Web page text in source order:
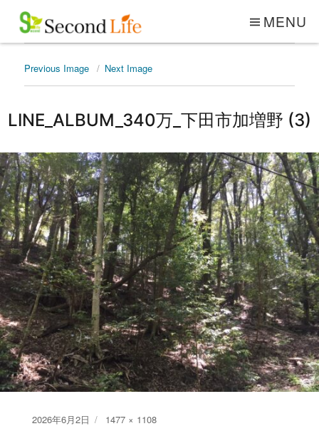
MENU
Previous Image Next Image
LINE_ALBUM_340万_下田市加増野 (3)
Posted
2026年6月2日
Full
1477 × 1108